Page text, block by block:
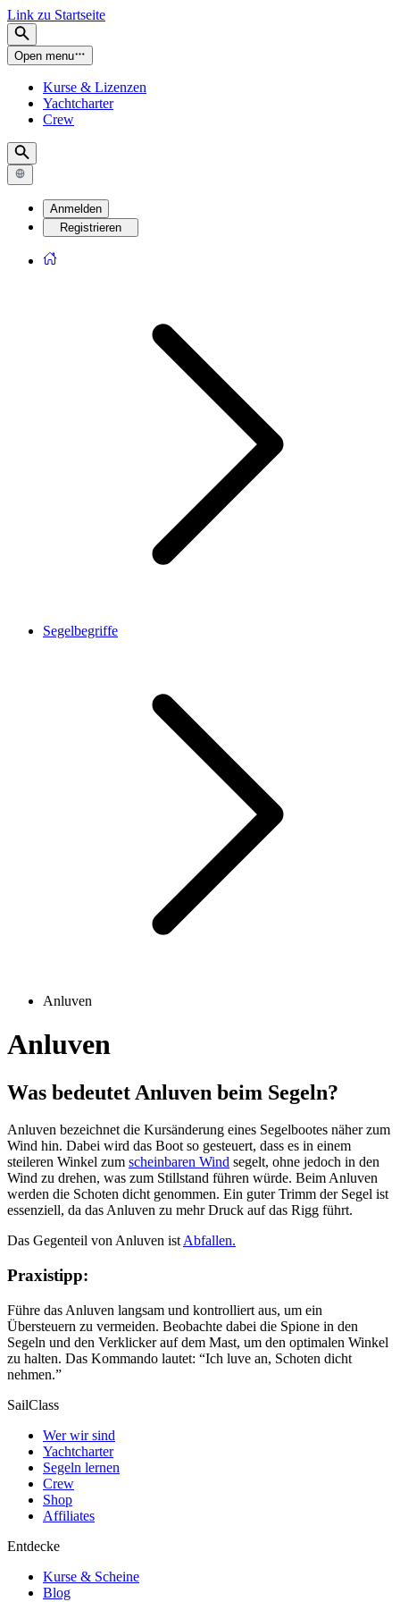
Link zu Startseite
Open menu
Kurse & Lizenzen
Yachtcharter
Crew
Anmelden
Registrieren
Segelbegriffe
Anluven
Anluven
Was bedeutet Anluven beim Segeln?
Anluven bezeichnet die Kursänderung eines Segelbootes näher zum
Wind hin. Dabei wird das Boot so gesteuert, dass es in einem
steileren Winkel zum scheinbaren Wind segelt, ohne jedoch in den
Wind zu drehen, was zum Stillstand führen würde. Beim Anluven
werden die Schoten dicht genommen. Ein guter Trimm der Segel ist
essenziell, da das Anluven zu mehr Druck auf das Rigg führt.
Das Gegenteil von Anluven istAbfallen.
Praxistipp:
Führe das Anluven langsam und kontrolliert aus, um ein
Übersteuern zu vermeiden. Beobachte dabei die Spione in den
Segeln und den Verklicker auf dem Mast, um den optimalen Winkel
zu halten. Das Kommando lautet: “Ich luve an, Schoten dicht
nehmen.”
SailClass
Wer wir sind
Yachtcharter
Segeln lernen
Crew
Shop
Affiliates
Entdecke
Kurse & Scheine
Blog